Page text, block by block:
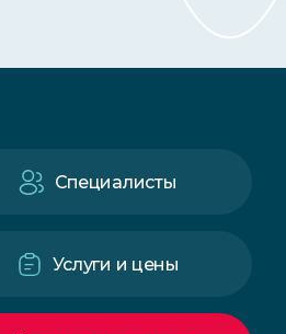
Специалисты
Услуги и цены